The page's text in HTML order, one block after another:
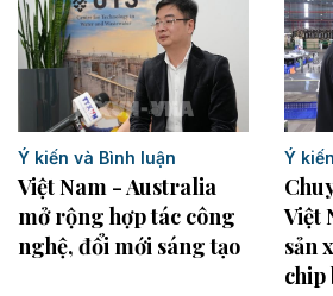
Ý kiến và Bình luận
Việt Nam - Australia
mở rộng hợp tác công
nghệ, đổi mới sáng tạo
Ý
Việt
sản
chip